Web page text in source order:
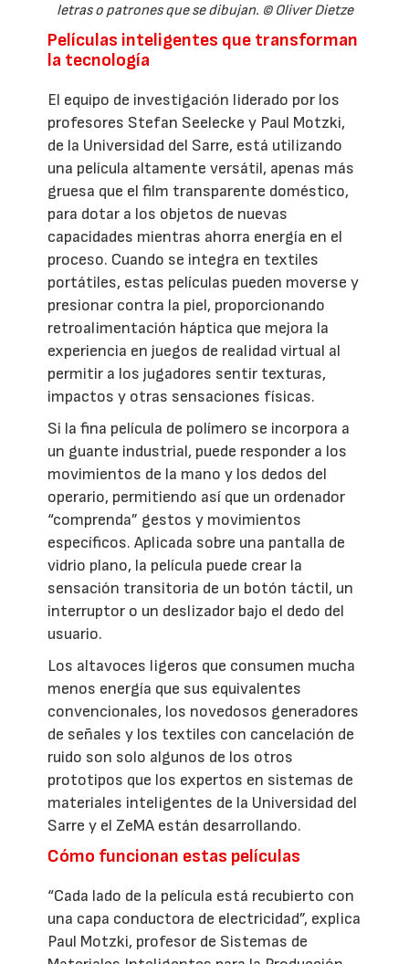
letras o patrones que se dibujan. © Oliver Dietze
Películas inteligentes que transforman
la tecnología
El equipo de investigación liderado por los
profesores Stefan Seelecke y Paul Motzki,
de la Universidad del Sarre, está utilizando
una película altamente versátil, apenas más
gruesa que el film transparente doméstico,
para dotar a los objetos de nuevas
capacidades mientras ahorra energía en el
proceso. Cuando se integra en textiles
portátiles, estas películas pueden moverse y
presionar contra la piel, proporcionando
retroalimentación háptica que mejora la
experiencia en juegos de realidad virtual al
permitir a los jugadores sentir texturas,
impactos y otras sensaciones físicas.
Si la fina película de polímero se incorpora a
un guante industrial, puede responder a los
movimientos de la mano y los dedos del
operario, permitiendo así que un ordenador
“comprenda” gestos y movimientos
específicos. Aplicada sobre una pantalla de
vidrio plano, la película puede crear la
sensación transitoria de un botón táctil, un
interruptor o un deslizador bajo el dedo del
usuario.
Los altavoces ligeros que consumen mucha
menos energía que sus equivalentes
convencionales, los novedosos generadores
de señales y los textiles con cancelación de
ruido son solo algunos de los otros
prototipos que los expertos en sistemas de
materiales inteligentes de la Universidad del
Sarre y el ZeMA están desarrollando.
Cómo funcionan estas películas
“Cada lado de la película está recubierto con
una capa conductora de electricidad”, explica
Paul Motzki, profesor de Sistemas de